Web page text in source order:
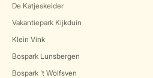
De Katjeskelder
Vakantiepark Kijkduin
Klein Vink
Bospark Lunsbergen
Bospark 't Wolfsven